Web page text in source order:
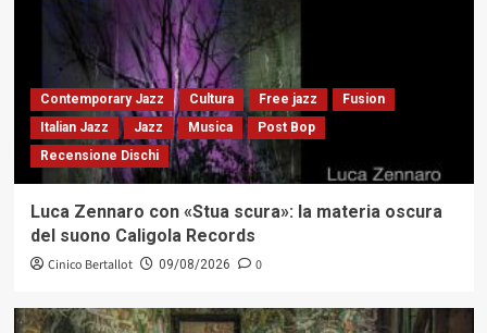
Contemporary Jazz Cultura Free jazz
Fusion
Italian Jazz
Jazz Musica
Post Bop
Recensione Dischi
Luca Zennaro con «Stua scura»: la materia oscura
del suono Caligola Records
Cinico Bertallot 09/08/2026 0